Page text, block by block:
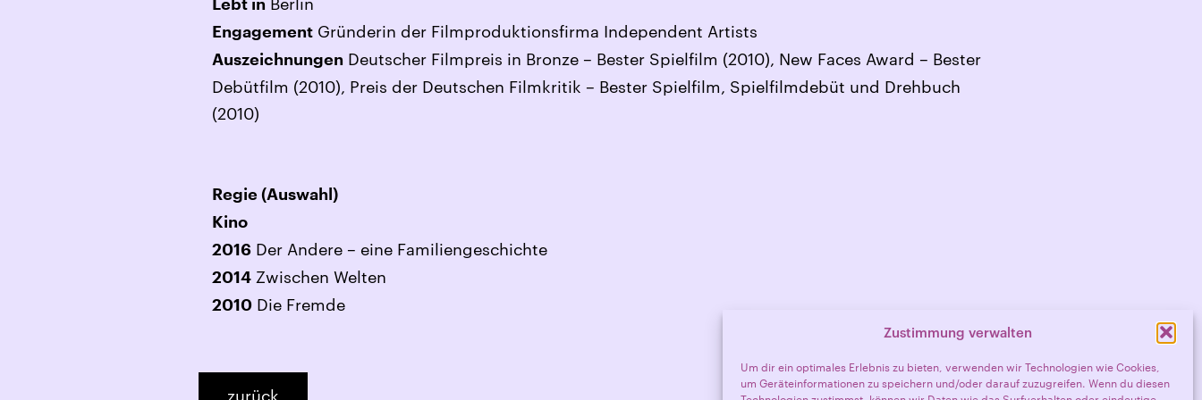
Zustimmung verwalten
Um dir ein optimales Erlebnis zu bieten, verwenden wir Technologien wie Cookies,
um Geräteinformationen zu speichern und/oder darauf zuzugreifen. Wenn du diesen
Lebt in
Engagement Gründerin der Filmproduktionsfirma Independent Artists
Auszeichnungen Deutscher Filmpreis in Bronze – Bester Spielfilm (2010), New Faces Award – Bester
Debütfilm (2010), Preis der Deutschen Filmkritik – Bester Spielfilm, Spielfilmdebüt und Drehbuch
(2010)
Regie (Auswahl)
Kino
2016 Der Andere – eine Familiengeschichte
2014 Zwischen Welten
2010 Die Fremde
zurück